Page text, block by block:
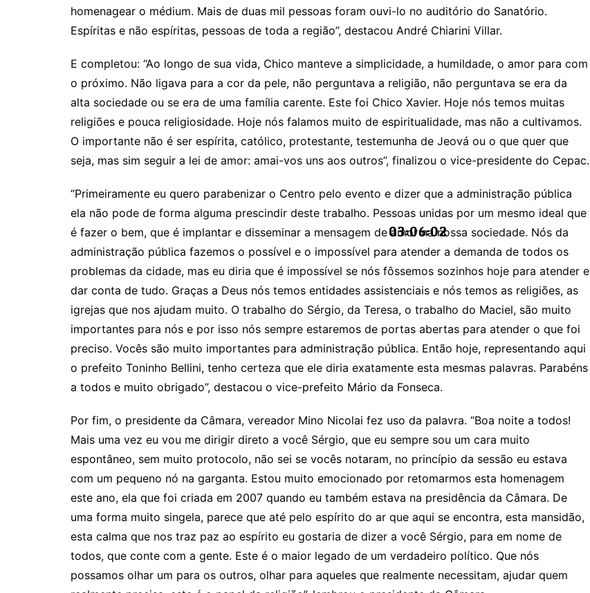
03:06:02
homenagear o médium. Mais de duas mil pessoas foram ouvi-lo no auditório do Sanatório.
Espíritas e não espíritas, pessoas de toda a região”, destacou André Chiarini Villar.
E completou: “Ao longo de sua vida, Chico manteve a simplicidade, a humildade, o amor para com
o próximo. Não ligava para a cor da pele, não perguntava a religião, não perguntava se era da
alta sociedade ou se era de uma família carente. Este foi Chico Xavier. Hoje nós temos muitas
religiões e pouca religiosidade. Hoje nós falamos muito de espiritualidade, mas não a cultivamos.
O importante não é ser espírita, católico, protestante, testemunha de Jeová ou o que quer que
seja, mas sim seguir a lei de amor: amai-vos uns aos outros”, finalizou o vice-presidente do Cepac.
“Primeiramente eu quero parabenizar o Centro pelo evento e dizer que a administração pública
ela não pode de forma alguma prescindir deste trabalho. Pessoas unidas por um mesmo ideal que
é fazer o bem, que é implantar e disseminar a mensagem de amor na nossa sociedade. Nós da
administração pública fazemos o possível e o impossível para atender a demanda de todos os
problemas da cidade, mas eu diria que é impossível se nós fôssemos sozinhos hoje para atender e
dar conta de tudo. Graças a Deus nós temos entidades assistenciais e nós temos as religiões, as
igrejas que nos ajudam muito. O trabalho do Sérgio, da Teresa, o trabalho do Maciel, são muito
importantes para nós e por isso nós sempre estaremos de portas abertas para atender o que foi
preciso. Vocês são muito importantes para administração pública. Então hoje, representando aqui
o prefeito Toninho Bellini, tenho certeza que ele diria exatamente esta mesmas palavras. Parabéns
a todos e muito obrigado”, destacou o vice-prefeito Mário da Fonseca.
Por fim, o presidente da Câmara, vereador Mino Nicolai fez uso da palavra. “Boa noite a todos!
Mais uma vez eu vou me dirigir direto a você Sérgio, que eu sempre sou um cara muito
espontâneo, sem muito protocolo, não sei se vocês notaram, no princípio da sessão eu estava
com um pequeno nó na garganta. Estou muito emocionado por retomarmos esta homenagem
este ano, ela que foi criada em 2007 quando eu também estava na presidência da Câmara. De
uma forma muito singela, parece que até pelo espírito do ar que aqui se encontra, esta mansidão,
esta calma que nos traz paz ao espírito eu gostaria de dizer a você Sérgio, para em nome de
todos, que conte com a gente. Este é o maior legado de um verdadeiro político. Que nós
possamos olhar um para os outros, olhar para aqueles que realmente necessitam, ajudar quem